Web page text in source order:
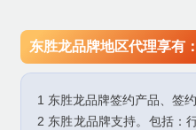
东胜龙品牌地区代理享有
1 东胜龙品牌签约产品、签
2 东胜龙品牌支持。包括：